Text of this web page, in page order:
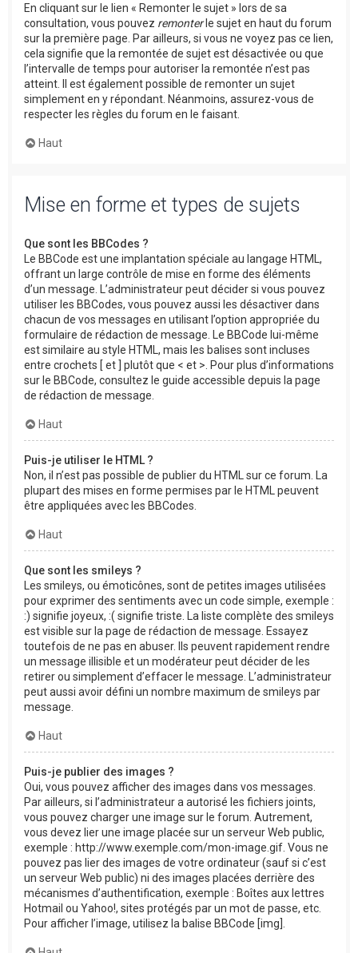
En cliquant sur le lien « Remonter le sujet » lors de sa
consultation, vous pouvez remonterle sujet en haut du forum
sur la première page. Par ailleurs, si vous ne voyez pas ce lien,
cela signifie que la remontée de sujet est désactivée ou que
l’intervalle de temps pour autoriser la remontée n’est pas
atteint. Il est également possible de remonter un sujet
simplement en y répondant. Néanmoins, assurez-vous de
respecter les règles du forum en le faisant.
Haut
Mise en forme et types de sujets
Que sont les BBCodes ?
Le BBCode est une implantation spéciale au langage HTML,
offrant un large contrôle de mise en forme des éléments
d’un message. L’administrateur peut décider si vous pouvez
utiliser les BBCodes, vous pouvez aussi les désactiver dans
chacun de vos messages en utilisant l’option appropriée du
formulaire de rédaction de message. Le BBCode lui-même
est similaire au style HTML, mais les balises sont incluses
entre crochets [ et ] plutôt que < et >. Pour plus d’informations
sur le BBCode, consultez le guide accessible depuis la page
de rédaction de message.
Haut
Puis-je utiliser le HTML ?
Non, il n’est pas possible de publier du HTML sur ce forum. La
plupart des mises en forme permises par le HTML peuvent
être appliquées avec les BBCodes.
Haut
Que sont les smileys ?
Les smileys, ou émoticônes, sont de petites images utilisées
pour exprimer des sentiments avec un code simple, exemple :
:) signifie joyeux, :( signifie triste. La liste complète des smileys
est visible sur la page de rédaction de message. Essayez
toutefois de ne pas en abuser. Ils peuvent rapidement rendre
un message illisible et un modérateur peut décider de les
retirer ou simplement d’effacer le message. L’administrateur
peut aussi avoir défini un nombre maximum de smileys par
message.
Haut
Puis-je publier des images ?
Oui, vous pouvez afficher des images dans vos messages.
Par ailleurs, si l’administrateur a autorisé les fichiers joints,
vous pouvez charger une image sur le forum. Autrement,
vous devez lier une image placée sur un serveur Web public,
exemple : http://www.exemple.com/mon-image.gif. Vous ne
pouvez pas lier des images de votre ordinateur (sauf si c’est
un serveur Web public) ni des images placées derrière des
mécanismes d’authentification, exemple : Boîtes aux lettres
Hotmail ou Yahoo!, sites protégés par un mot de passe, etc.
Pour afficher l’image, utilisez la balise BBCode [img].